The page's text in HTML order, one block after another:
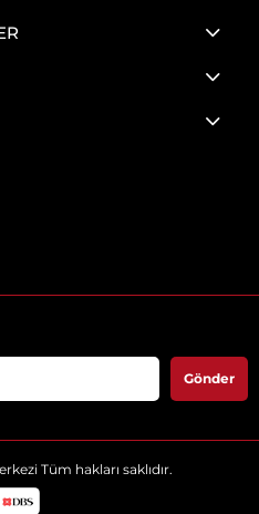
Gönder
Tüm hakları saklıdır.